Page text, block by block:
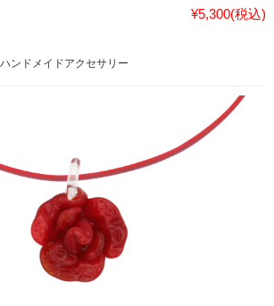
¥5,300(税込)
ンドメイドアクセサリー